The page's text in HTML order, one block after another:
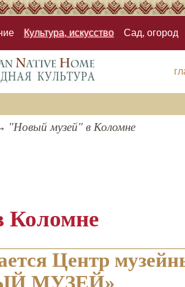
Культура, искусство Сад, огород
"Новый музей" в Коломне
Коломне
Центр